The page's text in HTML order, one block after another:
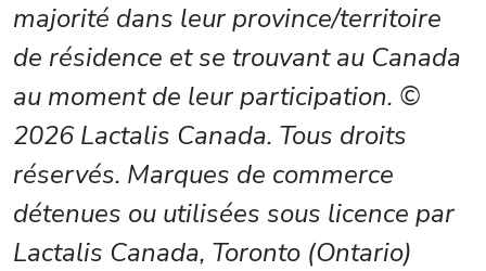
majorité dans leur province/territoire
de résidence et se trouvant au Canada
au moment de leur participation. ©
2026 Lactalis Canada. Tous droits
réservés. Marques de commerce
détenues ou utilisées sous licence par
Lactalis Canada, Toronto (Ontario)